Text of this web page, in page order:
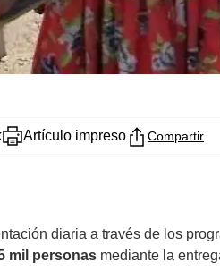
Artículo impreso Compartir
diaria a través de los
mil personas mediante la